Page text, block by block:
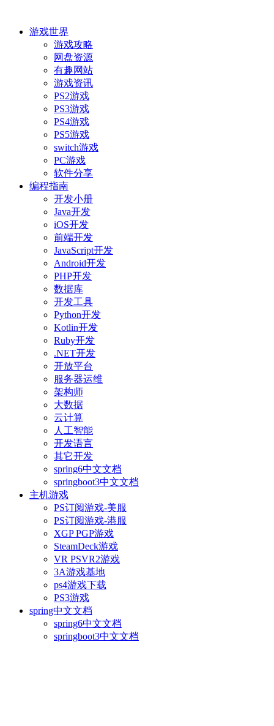
游戏世界
游戏攻略
网盘资源
有趣网站
游戏资讯
PS2游戏
PS3游戏
PS4游戏
PS5游戏
switch游戏
PC游戏
软件分享
编程指南
开发小册
Java开发
iOS开发
前端开发
JavaScript开发
Android开发
PHP开发
数据库
开发工具
Python开发
Kotlin开发
Ruby开发
.NET开发
开放平台
服务器运维
架构师
大数据
云计算
人工智能
开发语言
其它开发
spring6中文文档
springboot3中文文档
主机游戏
PS订阅游戏-美服
PS订阅游戏-港服
XGP PGP游戏
SteamDeck游戏
VR PSVR2游戏
3A游戏基地
ps4游戏下载
PS3游戏
spring中文文档
spring6中文文档
springboot3中文文档